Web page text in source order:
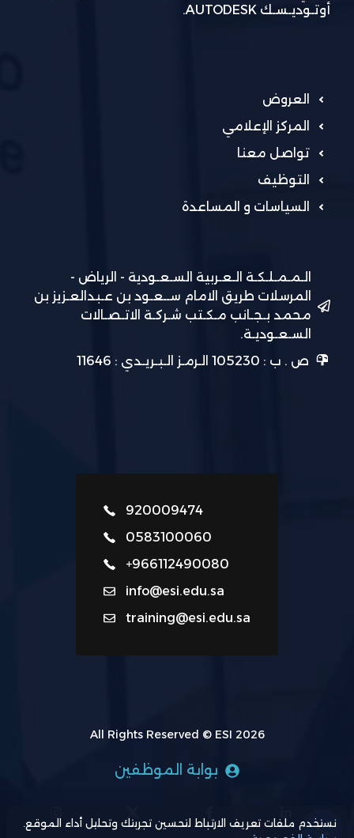
أوتـوديـسـك AUTODESK.
العروض
المركز الإعلامي
تواصل معنا
التوظيف
السياسات و المساعدة
الـمـمـلـكـة الـعـربية السـعـودية - الرياض -
المرسلات طريق الامام ســعـود بن عـبدالعـزيز بن
محمد بـجـانب مـكـتب شـركـة الاتـصـالات
السـعـوديـة.
ص . ب : 105230 الـرمـز الـبـريـدي : 11646
920009474
0583100060
+966112490080
info@esi.edu.sa
training@esi.edu.sa
All Rights Reserved © ESI 2026
بوابة الموظفين
نستخدم ملفات تعريف الارتباط لتحسين تجربتك وتحليل أداء الموقع.